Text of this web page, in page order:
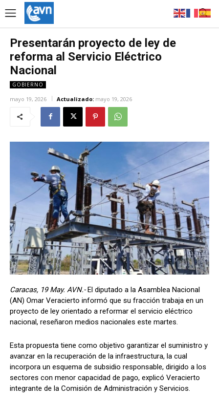
Presentarán proyecto de ley de
reforma al Servicio Eléctrico
Nacional
GOBIERNO
mayo 19, 2026 Actualizado: mayo 19, 2026
Caracas, 19 May. AVN.-El diputado a la Asamblea Nacional
(AN) Omar Veracierto informó que su fracción trabaja en un
proyecto de ley orientado a reformar el servicio eléctrico
nacional, reseñaron medios nacionales este martes.
Esta propuesta tiene como objetivo garantizar el suministro y
avanzar en la recuperación de la infraestructura, la cual
incorpora un esquema de subsidio responsable, dirigido a los
sectores con menor capacidad de pago, explicó Veracierto
integrante de la Comisión de Administración y Servicios.